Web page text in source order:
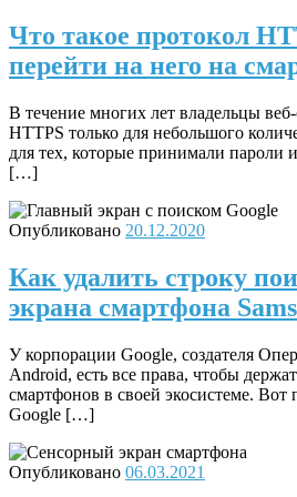
Что такое протокол
перейти на него на
В течение многих лет владельцы
HTTPS только для небольшого
для тех, которые принимали пароли
[…]
Опубликовано 20.12.2020
Как удалить строку
экрана смартфона
У корпорации Google, создателя
Android, есть все права, чтобы
смартфонов в своей экосистеме. Вот
Google […]
Опубликовано 06.03.2021